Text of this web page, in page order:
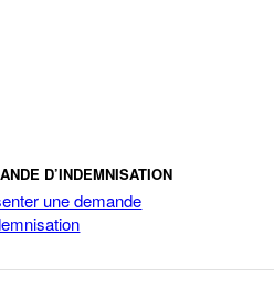
D’INDEMNISATION
une demande